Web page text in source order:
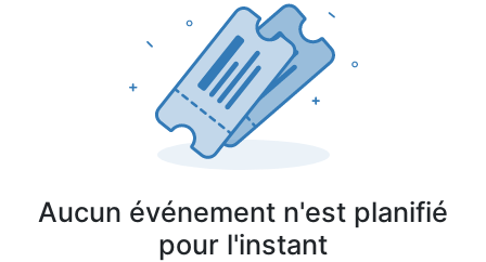
Aucun événement n'est planifié
pour l'instant